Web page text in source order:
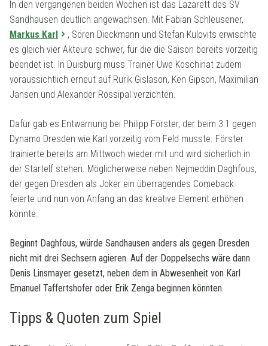
In den vergangenen beiden Wochen ist das Lazarett des SV
Sandhausen deutlich angewachsen. Mit Fabian Schleusener,
Markus Karl
, Sören Dieckmann und Stefan Kulovits erwischte
es gleich vier Akteure schwer, für die die Saison bereits vorzeitig
beendet ist. In Duisburg muss Trainer Uwe Koschinat zudem
voraussichtlich erneut auf Rurik Gislason, Ken Gipson, Maximilian
Jansen und Alexander Rossipal verzichten.
Dafür gab es Entwarnung bei Philipp Förster, der beim 3:1 gegen
Dynamo Dresden wie Karl vorzeitig vom Feld musste. Förster
trainierte bereits am Mittwoch wieder mit und wird sicherlich in
der Startelf stehen. Möglicherweise neben Nejmeddin Daghfous,
der gegen Dresden als Joker ein überragendes Comeback
feierte und nun von Anfang an das kreative Element erhöhen
könnte.
Beginnt Daghfous, würde Sandhausen anders als gegen Dresden
nicht mit drei Sechsern agieren. Auf der Doppelsechs wäre dann
Denis Linsmayer gesetzt, neben dem in Abwesenheit von Karl
Emanuel Taffertshofer oder Erik Zenga beginnen könnten.
Tipps & Quoten zum Spiel